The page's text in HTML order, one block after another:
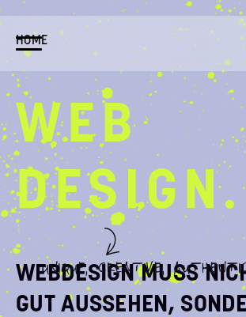
HOME
WEB
DESIGN.
UNIQUE, CREATIVE,
WEBDESIGN MUSS
GUT AUSSEHEN,